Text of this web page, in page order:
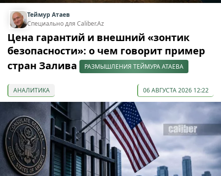
Теймур Атаев
Специально для Caliber.Az
Цена гарантий и внешний «зонтик
безопасности»: о чем говорит пример
стран Залива
РАЗМЫШЛЕНИЯ ТЕЙМУРА АТАЕВА
АНАЛИТИКА 06 АВГУСТА 2026 12:22